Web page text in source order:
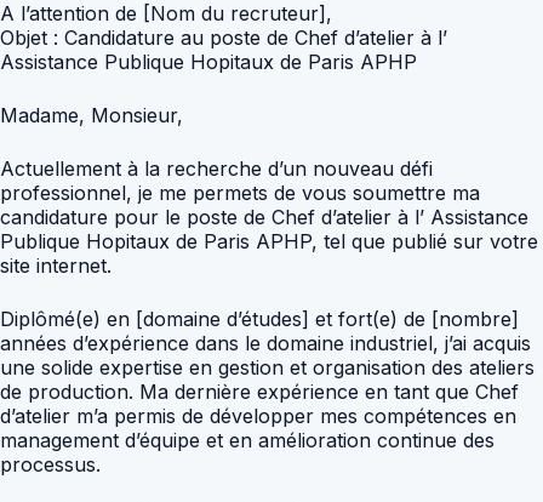
A l’attention de [Nom du recruteur],
Objet : Candidature au poste de Chef d’atelier à l’
Assistance Publique Hopitaux de Paris APHP
Madame, Monsieur,
Actuellement à la recherche d’un nouveau défi
professionnel, je me permets de vous soumettre ma
candidature pour le poste de Chef d’atelier à l’ Assistance
Publique Hopitaux de Paris APHP, tel que publié sur votre
site internet.
Diplômé(e) en [domaine d’études] et fort(e) de [nombre]
années d’expérience dans le domaine industriel, j’ai acquis
une solide expertise en gestion et organisation des ateliers
de production. Ma dernière expérience en tant que Chef
d’atelier m’a permis de développer mes compétences en
management d’équipe et en amélioration continue des
processus.